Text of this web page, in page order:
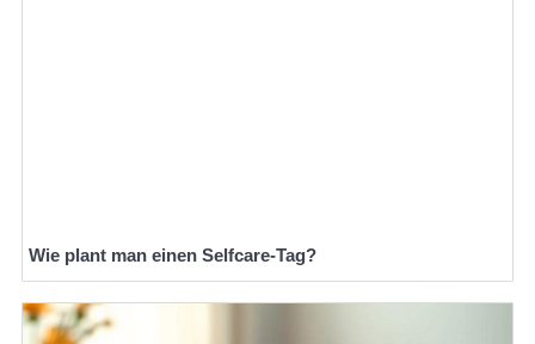
Wie plant man einen Selfcare-Tag?